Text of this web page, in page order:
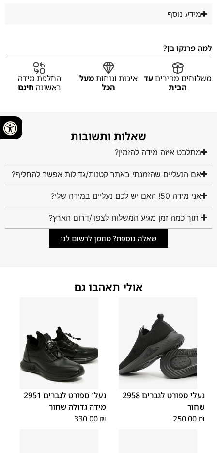
מידע נוסף
למה פרנקו בן?
משלוחים מהיריםעד
הבית
איכות ונוחותמעל
הכל
החלפת מידה
ראשונה חינם
שאלות ותשובות
מתלבט איזה מידה להזמין?
אם הנעליים שהזמנתי באתר קטנות/גדולות אפשר להחליף?
אני מידה 50! האם יש לכם נעליים במידה שלי?
תוך כמה זמן מגיע המשלוח לצפון/דרום הארץ?
שאלה נוספת? מוזמן לרשום לנו
אולי תאהבו גם
39
40
41
42
43
44
45
נעלי ספורט לגברים 2958
שחור
250.00 ₪
נעלי ספורט לגברים 2951
מידה גדולה שחור
330.00 ₪